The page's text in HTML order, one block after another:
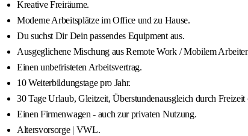
Kreative Freiräume.
Moderne Arbeitsplätze im Office und zu Hause.
Du suchst Dir Dein passendes Equipment aus.
Ausgeglichene Mischung aus Remote Work / Mobilem
Einen unbefristeten Arbeitsvertrag.
10 Weiterbildungstage pro Jahr.
30 Tage Urlaub, Gleitzeit, Überstundenausgleich durch Freizeit
Einen Firmenwagen - auch zur privaten Nutzung.
Altersvorsorge | VWL.